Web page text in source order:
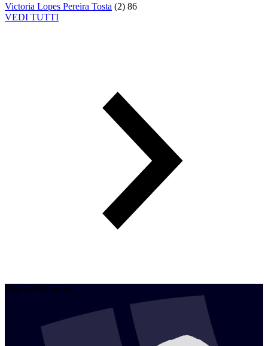
Victoria Lopes Pereira Tosta (2) 86
VEDI TUTTI
Migliori Muratori